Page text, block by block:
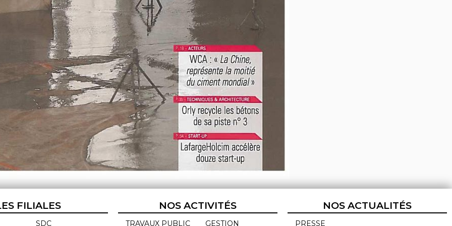
FILIALES
SDC
NOS ACTIVITÉS
TRAVAUX PUBLIC GESTION
NOS ACTUALITÉS
PRESSE